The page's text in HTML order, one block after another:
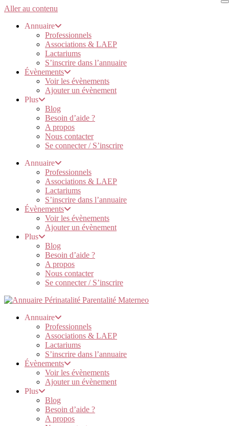
Aller au contenu
Annuaire
Professionnels
Associations & LAEP
Lactariums
S’inscrire dans l’annuaire
Évènements
Voir les évènements
Ajouter un évènement
Plus
Blog
Besoin d’aide ?
A propos
Nous contacter
Se connecter / S’inscrire
Annuaire
Professionnels
Associations & LAEP
Lactariums
S’inscrire dans l’annuaire
Évènements
Voir les évènements
Ajouter un évènement
Plus
Blog
Besoin d’aide ?
A propos
Nous contacter
Se connecter / S’inscrire
Annuaire
Professionnels
Associations & LAEP
Lactariums
S’inscrire dans l’annuaire
Évènements
Voir les évènements
Ajouter un évènement
Plus
Blog
Besoin d’aide ?
A propos